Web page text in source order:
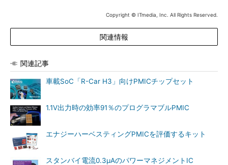
Copyright © ITmedia, Inc. All Rights Reserved.
関連情報
関連記事
車載SoC「R-Car H3」向けPMICチップセット
1.1V出力時の効率91％のプログラマブルPMIC
エナジーハーベスティングPMICを評価するキット
スタンバイ電流0.3μAのパワーマネジメントIC